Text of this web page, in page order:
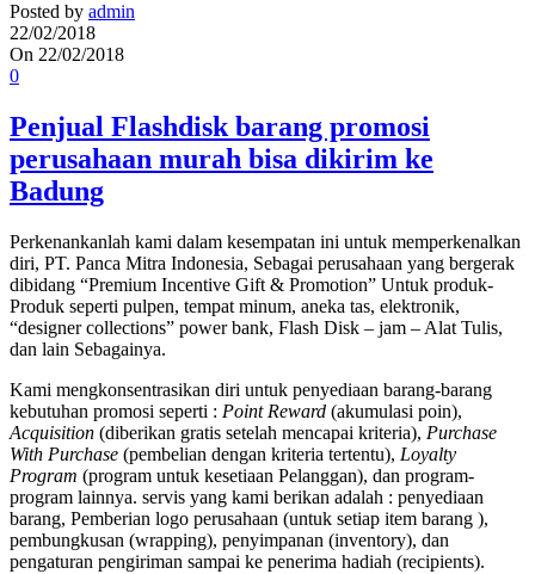
Posted by admin
22/02/2018
On 22/02/2018
0
Penjual Flashdisk barang promosi
perusahaan murah bisa dikirim ke
Badung
Perkenankanlah kami dalam kesempatan ini untuk memperkenalkan
diri, PT. Panca Mitra Indonesia, Sebagai perusahaan yang bergerak
dibidang “Premium Incentive Gift & Promotion” Untuk produk-
Produk seperti pulpen, tempat minum, aneka tas, elektronik,
“designer collections” power bank, Flash Disk – jam – Alat Tulis,
dan lain Sebagainya.
Kami mengkonsentrasikan diri untuk penyediaan barang-barang
kebutuhan promosi seperti : Point Reward (akumulasi poin),
Acquisition (diberikan gratis setelah mencapai kriteria), Purchase
With Purchase (pembelian dengan kriteria tertentu), Loyalty
Program (program untuk kesetiaan Pelanggan), dan program-
program lainnya. servis yang kami berikan adalah : penyediaan
barang, Pemberian logo perusahaan (untuk setiap item barang ),
pembungkusan (wrapping), penyimpanan (inventory), dan
pengaturan pengiriman sampai ke penerima hadiah (recipients).